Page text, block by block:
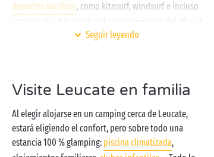
deportes náuticos, como kitesurf, windsurf e incluso
Mondial du Vent, que atrae a Leucate a los mejores
Leucate, próximos de su camping de lujo a
del mar, mientras que los senderos de los
alrededores le invitan a disfrutar de hermosos
paseos con los suyos. ¿A qué espera para reservar su
Seguir leyendo
Visite Leucate en familia
Al elegir alojarse en un camping cerca de Leucate,
estará eligiendo el confort, pero sobre todo una
estancia 100 % glamping: piscina climatizada,